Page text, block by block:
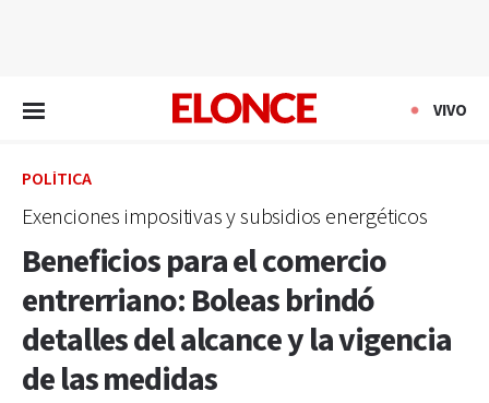
VIVO
POLÍTICA
Exenciones impositivas y subsidios energéticos
Beneficios para el comercio
entrerriano: Boleas brindó
detalles del alcance y la vigencia
de las medidas